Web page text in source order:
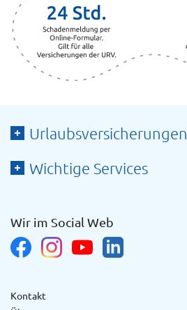
Urlaubsversicherungen
Wichtige Services
Wir im Social Web
Kontakt